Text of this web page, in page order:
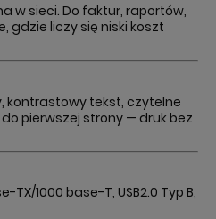
w sieci. Do faktur, raportów,
gdzie liczy się niski koszt
kontrastowy tekst, czytelne
pierwszej strony — druk bez
TX/1000 base-T, USB2.0 Typ B,